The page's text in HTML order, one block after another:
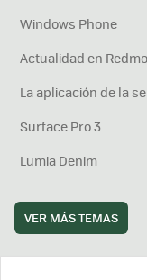
Windows Phone
Actualidad en
La aplicación de la
Surface Pro 3
Lumia Denim
VER MÁS TEMAS